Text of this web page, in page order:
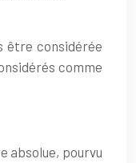
être considérée
comme
absolue, pourvu